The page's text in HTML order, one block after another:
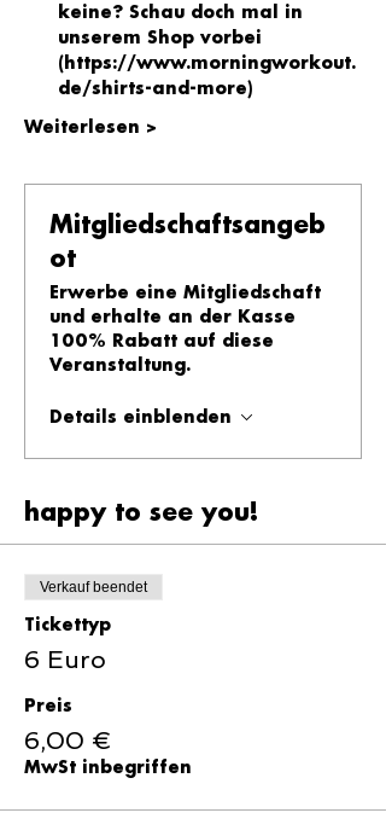
keine? Schau doch mal in
unserem Shop vorbei
( https://www.morningworkout.
de/shirts-and-more)
Weiterlesen >
Mitgliedschaftsangeb
ot
Erwerbe eine Mitgliedschaft
und erhalte an der Kasse
100% Rabatt auf diese
Veranstaltung.
Details einblenden
happy to see you!
Verkauf beendet
Tickettyp
6 Euro
Preis
6,00 €
MwSt inbegriffen